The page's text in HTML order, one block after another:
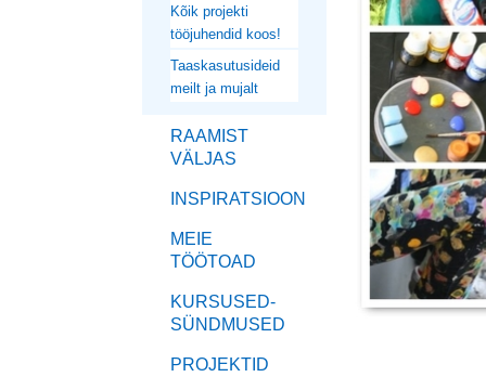
Kõik projekti
tööjuhendid koos!
Taaskasutusideid
meilt ja mujalt
RAAMIST
VÄLJAS
INSPIRATSIOON
MEIE
TÖÖTOAD
KURSUSED-
SÜNDMUSED
PROJEKTID